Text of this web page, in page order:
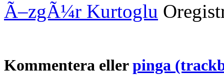
Ã–zgÃ¼r Kurtoglu
Kommentera ellerpinga